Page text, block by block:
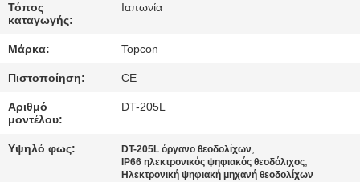
ΜΑΣ
ΕΛΆΤΕ
ΣΕ
ΕΠΑΦΉ
ΜΕ
Τόπος
καταγωγής:
Ιαπωνία
Μάρκα: Topcon
Πιστοποίηση: CE
Αριθμό
μοντέλου:
DT-205L
Υψηλό φως: DT-205L όργανο θεοδολίχων,
IP66 ηλεκτρονικός ψηφιακός θεοδόλιχος,
Ηλεκτρονική ψηφιακή μηχανή θεοδολίχων